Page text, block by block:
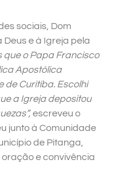
sociais, Dom
e à Igreja pela
que o Papa Francisco
Apostólica
de Curitiba. Escolhi
a Igreja depositou
escreveu o
junto à Comunidade
de Pitanga,
e convivência